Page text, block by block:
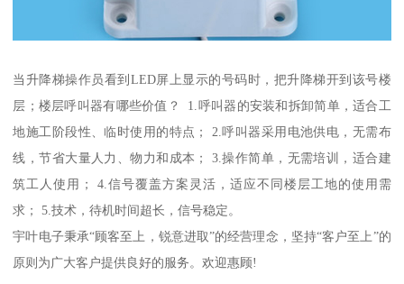
当升降梯操作员看到LED屏上显示的号码时，把升降梯开到该号楼
层；楼层呼叫器有哪些价值？ 1.呼叫器的安装和拆卸简单，适合工
地施工阶段性、临时使用的特点； 2.呼叫器采用电池供电，无需布
线，节省大量人力、物力和成本； 3.操作简单，无需培训，适合建
筑工人使用； 4.信号覆盖方案灵活，适应不同楼层工地的使用需
求； 5.技术，待机时间超长，信号稳定。
宇叶电子秉承“顾客至上，锐意进取”的经营理念，坚持“客户至上”的
原则为广大客户提供良好的服务。欢迎惠顾!